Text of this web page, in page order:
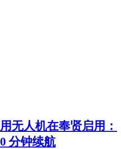
无人机在奉贤启用：
分钟续航